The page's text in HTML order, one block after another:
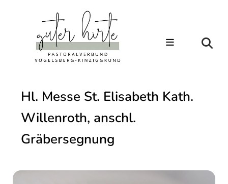
Hl. Messe St. Elisabeth Kath.
Willenroth, anschl.
Gräbersegnung